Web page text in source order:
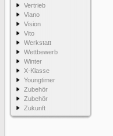
Vertrieb
Viano
Vision
Vito
Werkstatt
Wettbewerb
Winter
X-Klasse
Youngtimer
Zubehör
Zubehör
Zukunft